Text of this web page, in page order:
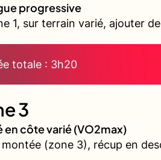
progressive
1, sur terrain varié, ajouter
totale : 3h20
3
en côte varié (VO2max)
montée (zone 3), récup en